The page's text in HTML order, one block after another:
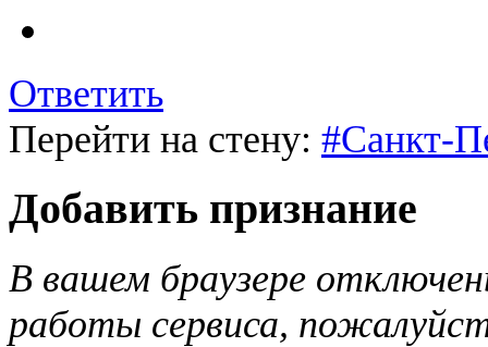
Ответить
Перейти на стену: #Санкт-
Добавить признание
В вашем браузере
работы сервиса,